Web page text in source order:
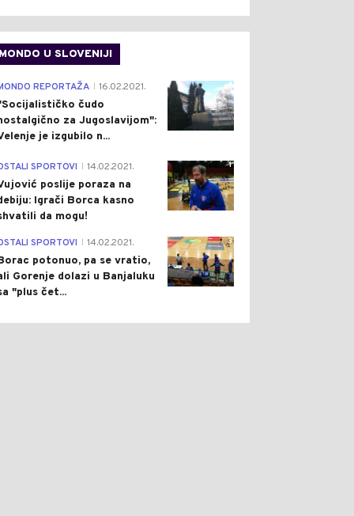
MONDO U SLOVENIJI
4
REPORTAŽA 16.02.2021.
čudo
za Jugoslavijom":
je izgubilo n...
1
SPORTOVI 14.02.2021.
poslije poraza na
Igrači Borca kasno
da mogu!
3
SPORTOVI 14.02.2021.
potonuo, pa se vratio,
Gorenje dolazi u Banjaluku
"plus čet...